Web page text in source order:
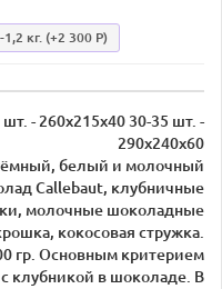
кг. (+2 300 Р)
шт. - 260х215х40 30-35 шт. -
290х240х60
белый и молочный
Callebaut, клубничные
молочные шоколадные
кокосовая стружка.
гр. Основным критерием
клубникой в шоколаде. В